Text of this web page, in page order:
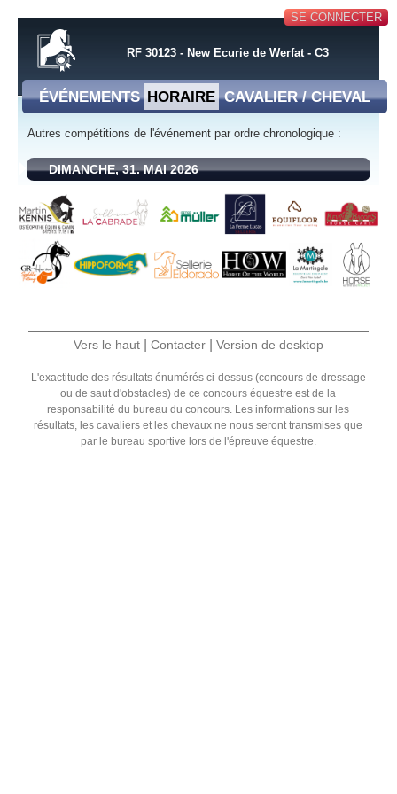
SE CONNECTER
RF 30123 - New Ecurie de Werfat - C3
ÉVÉNEMENTS HORAIRE CAVALIER / CHEVAL
Autres compétitions de l'événement par ordre chronologique :
DIMANCHE, 31. MAI 2026
Vers le haut Contacter Version de desktop
L'exactitude des résultats énumérés ci-dessus (concours de dressage
ou de saut d'obstacles) de ce concours équestre est de la
responsabilité du bureau du concours. Les informations sur les
résultats, les cavaliers et les chevaux ne nous seront transmises que
par le bureau sportive lors de l'épreuve équestre.